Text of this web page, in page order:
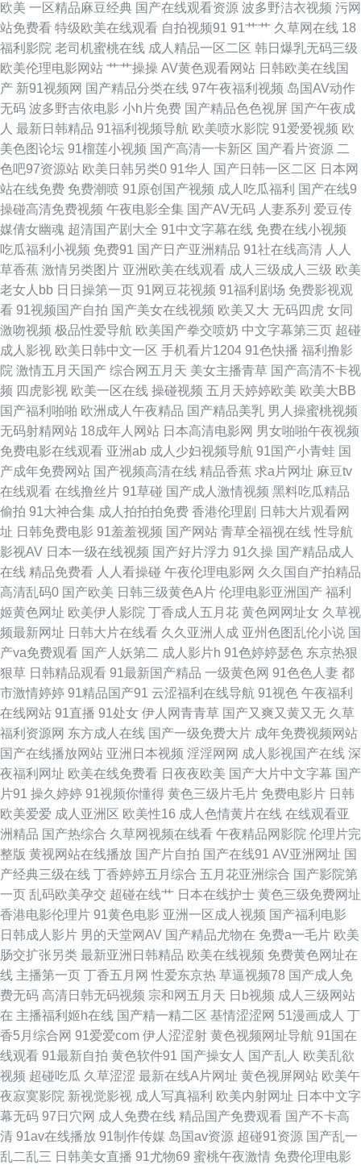
操 福利所av 日韩中文三级 91操人视频 www干逼com 韩国三级大片 女同肛
交综合网 91精品孕妇系列 东方四虎国产 久草福利资源站 人妖社区午夜剧场
国产理论在线观看 人人操夜夜爽 91n免费在线 变态另类第4页 狠狠鲁无码网
站 91大香蕉 AV撸撸网站 阿v免费在线观看 激情五月天社区 香蕉视频成人 传
媒福利电影 国产精品一 免费黄色影视 在线91传媒 成人av伊人 激情文学天美
蜜桃午夜福利院 伪娘自慰白丝 另类A片 午夜偷拍福利 91美女在线 91黑丝后
入 91熊猫视频 黄色仓库app 日本污网站 亚洲色图h网 97人人操人人 国产av
发布页 日本阿v视频 麻豆传媒18 一区一区精华液 AV女人天堂影院 玖玖91网
站 午夜l司机剧场 91偷拍在线观看 91污秽视频 国产成人自拍网 日韩欧美一
道 韩国av理论午夜 影音先锋亚洲色图 操逼网123 韩日一本 伊人春色成人 91
综合视频 国产毛片AA 青青成人AV网 91传媒网页播放 美女网站色18禁 午夜
在线视频 国产精品天天干 日本成人三级 亚洲四本道 91网黄 韩国三级A片 日
韩日日操 91每日大赛 91视频在线免费 国产欧美日韩另类 欧美变态另类在线
日本欧美视频 亚洲天天射综合 AV免费在线观看 成人無碼視頻 国产女a 午夜
伦理电影 麻豆不打烊AV 91怕怕 91性情 变态另类国产精品 午夜福利在线影
院 国产56区 激情肏屄一三四区 另类国模专区 性综合网 免费欧美A片视频 91
偷拍视频网站 精品挑选伊人国产 婷婷精品国产一区 91永久在线免费 精品在
线视频 日本久久香蕉 影音先锋91伪娘 www久久人妻 免费视频福利导航 午
夜福利Av网 草逼视频免费看 欧美在线视频aa 亚洲成人淫网站 avtt久久天堂
国产同事高潮视频 青娱乐91视频 超碰人人在线观看 欧洲精品自线 91超碰伊
人在线 成人免费频道 麻豆午夜福利影院 天堂网AV手机版 91香蕉视频 久草
二飞 丝袜美尻人妻偷拍 国产三级片在线观 先锋资源成人av 国产传媒91视频
欧美成人精品 91精品国产丝袜 成人日韩av网站 久久伊人一区 丝袜玉足射 亚
洲天天影色 www91高清 蜜桃九九 久久婷婷香蕉影音 91大神最新地址 东京
热亚洲色图 欧美3WWW 五月婷色欲 AV导航网址 先锋在线资源 五月天激情
黄色网 福利影院在线观看 亚洲色涩五月天 av天堂网址 另类春色 探花熟女
97骚资源 国产色又黄视频 少妇丰满av 青娱乐网亚洲av 91国内香蕉 免费观
看日本 97人妻啪啪 国内精品第五页 亚洲丝袜天堂在线 大香蕉岛国片 欧美韩
爆操逼 91青娱乐超碰 欧洲色视频 97色色国产 海角社区91精品 日韩AV大桥
欧美 一区精品麻豆经典 国产在线观看资源 波多野洁衣视频 污网
站免费看 特级欧美在线观看 自拍视频91 91艹艹 久草网在线 18
福利影院 老司机蜜桃在线 成人精品一区二区 韩日爆乳无码三级
欧美伦理电影网站 艹艹操操 AV黄色观看网站 日韩欧美在线国
产 新91视频网 国产精品分类在线 97午夜福利视频 岛国AV动作
无码 波多野吉依电影 小h片免费 国产精品色色视屏 国产午夜成
人 最新日韩精品 91福利视频导航 欧美喷水影院 91爱爱视频 欧
美色图论坛 91榴莲小视频 国产高清一卡新区 国产看片资源 二
色吧97资源站 欧美日韩另类0 91华人 国产日韩一区二区 日本网
站在线免费 免费潮喷 91原创国产视频 成人吃瓜福利 国产在线9
操碰高清免费视频 午夜电影全集 国产AV无码 人妻系列 爱豆传
媒倩女幽魂 超清国产剧大全 91中文字幕在线 免费在线小视频
吃瓜福利小视频 免费91 国产日产亚洲精品 91社在线高清 人人
草香蕉 激情另类图片 亚洲欧美在线观看 成人三级成人三级 欧美
老女人bb 日日操第一页 91网豆花视频 91福利剧场 免费影视观
看 91视频国产自拍 国产美女在线视频 欧美又大 无码四虎 女同
激吻视频 极品性爱导航 欧美国产拳交喷奶 中文字幕第三页 超碰
成人影视 欧美日韩中文一区 手机看片1204 91色快播 福利撸影
院 激情五月天国产 综合网五月天 美女主播青草 国产高清不卡视
频 四虎影视 欧美一区在线 操碰视频 五月天婷婷欧美 欧美大BB
国产福利啪啪 欧洲成人午夜精品 国产精品美乳 男人操蜜桃视频
无码射精网站 18成年人网站 日本高清电影网 男女啪啪午夜视频
免费电影在线观看 亚洲ab 成人少妇视频导航 91国产小青蛙 国
产成年免费网站 国产视频高清在线 精品香蕉 求a片网址 麻豆tv
在线观看 在线撸丝片 91草碰 国产成人激情视频 黑料吃瓜精品
偷拍 91大神合集 成人拍拍拍免费 香港伦理剧 日韩大片观看网
址 日韩免费电影 91羞羞视频 国产网站 青草全福视在线 性导航
影视AV 日本一级在线视频 国产好片浮力 91久操 国产精品成人
在线 精品免费看 人人看操碰 午夜伦理电影网 久久国自产拍精品
高清乱码0 国产欧美 日韩三级黄色A片 伦理电影亚洲国产 福利
姬黄色网址 欧美伊人影院 丁香成人五月花 黄色网网址女 久草视
频最新网址 日韩大片在线看 久久亚洲人成 亚州色图乱伦小说 国
产va免费观看 国产人妖第二 成人影片h 91色婷婷瑟色 东京热狠
狠草 日韩精品观看 91最新国产精品 一级黄色网 91色色人妻 都
市激情婷婷 91精品国产91 云涩福利在线导航 91视色 午夜福利
在线网站 91直播 91处女 伊人网青青草 国产又爽又黄又无 久草
福利资源网 东方成人在线 国产一级免费大片 成年免费视频网站
国产在线播放网站 亚洲日本视频 淫淫网网 成人影视国产在线 深
夜福利网址 欧美在线免费看 日夜夜欧美 国产大片中文字幕 国产
片91 操久婷婷 91视频你懂得 黄色三级片毛片 免费电影片 日韩
欧美爱爱 成人亚洲区 欧美性16 成人色情黄片在线 在线观看亚
洲精品 国产热综合 久草网视频在线看 午夜精品网影院 伦理片完
整版 黄视网站在线播放 国产片自拍 国产在线91 AV亚洲网址 国
产经典三级在线 丁香婷婷五月综合 五月花亚洲综合 国产影院第
一页 乱码欧美孕交 超碰在线艹 日本在线护士 黄色三级免费网址
香港电影伦理片 91黄色电影 亚洲一区成人视频 国产福利电影
日韩成人影片 男的天堂网AV 国产精品尤物在 免费a一毛片 欧美
肠交扩张另类 最新亚洲日韩精品 欧美在线视频 免费黄色网址在
线 主播第一页 丁香五月网 性爱东京热 草逼视频78 国产成人免
费无码 高清日韩无码视频 宗和网五月天 日b视频 成人三级网站
在 主播福利姬h在线 国产精一精二区 基情涩涩网 51漫画成人 丁
香5月综合网 91爱爱com 伊人涩涩射 黄色视频网址导航 91国在
线观看 91最新自拍 黄色软件91 国产操女人 国产乱人 欧美乱欲
视频 超碰吃瓜 久草涩涩 最新在线A片网址 黄色视屏网站 欧美午
夜寂寞影院 新视觉影视 成人写真福利 欧美内射网址 日本中文字
幕无码 97日穴网 成人免费在线 精品国产免费观看 国产不卡高
清 91av在线播放 91制作传媒 岛国av资源 超碰91资源 国产乱一
乱二乱三 日韩美女直播 91尤物69 蜜桃午夜激情 免费伦理电影